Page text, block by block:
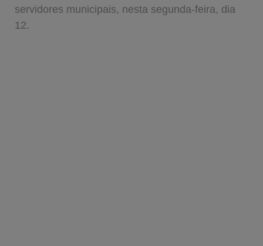
servidores municipais, nesta segunda-feira, dia
12.